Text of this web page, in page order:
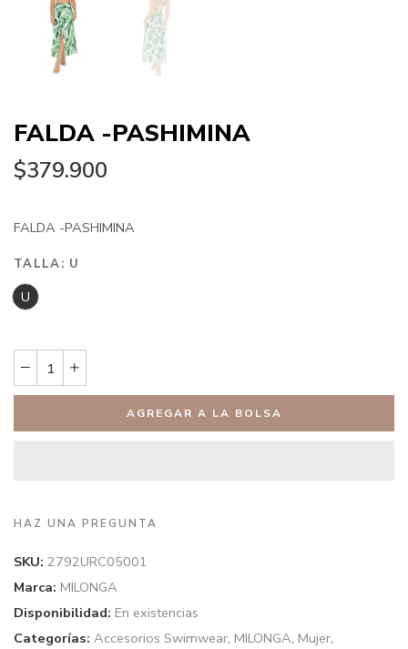
FALDA -PASHIMINA
$379.900
FALDA -PASHIMINA
TALLA: U
U
AGREGAR A LA BOLSA
HAZ UNA PREGUNTA
SKU: 2792URC05001
Marca: MILONGA
Disponibilidad: En existencias
Categorías: Accesorios Swimwear, MILONGA, Mujer,